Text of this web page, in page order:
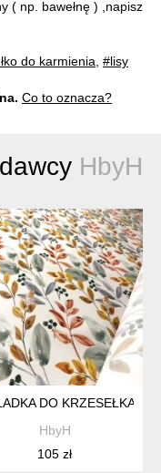
( np. bawełnę ) ,napisz
do karmienia #lisy
Co to oznacza?
HbyH
IKEA-ANTILOP
DO KRZESEŁKA
HbyH
105 zł